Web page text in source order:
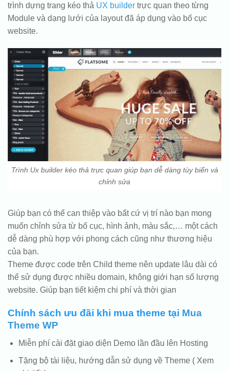
trình dựng trang kéo thả UX builder trực quan theo từng
Module và dạng lưới của layout đã áp dụng vào bố cục
website.
Trình Ux builder kéo thả trực quan giúp bạn dễ dàng tùy biến và
chỉnh sửa
Giúp bạn có thể can thiệp vào bất cứ vị trí nào bạn mong
muốn chỉnh sửa từ bố cục, hình ảnh, màu sắc,… một cách
dễ dàng phù hợp với phong cách cũng như thương hiệu
của bạn.
Theme được code trên Child theme nên update lâu dài có
thể sử dụng được nhiều domain, không giới hạn số lượng
website. Giúp bạn tiết kiệm chi phí và thời gian
Chính sách ưu đãi khi mua theme tại Mua
Theme WP
Miễn phí cài đặt giao diện Demo lần đầu lên Hosting
Tặng bộ tài liệu, hướng dẫn sử dụng về Theme ( Xem